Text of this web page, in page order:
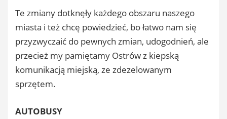
Te zmiany dotknęły każdego obszaru naszego
miasta i też chcę powiedzieć, bo łatwo nam się
przyzwyczaić do pewnych zmian, udogodnień, ale
przecież my pamiętamy Ostrów z kiepską
komunikacją miejską, ze zdezelowanym
sprzętem.
AUTOBUSY